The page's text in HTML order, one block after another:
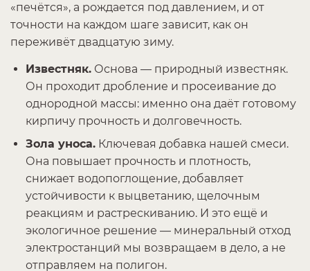
«печётся», а рождается под давлением, и от
точности на каждом шаге зависит, как он
переживёт двадцатую зиму.
Известняк. Основа — природный известняк.
Он проходит дробление и просеивание до
однородной массы: именно она даёт готовому
кирпичу прочность и долговечность.
Зола уноса. Ключевая добавка нашей смеси.
Она повышает прочность и плотность,
снижает водопоглощение, добавляет
устойчивости к выцветанию, щелочным
реакциям и растрескиванию. И это ещё и
экологичное решение — минеральный отход
электростанций мы возвращаем в дело, а не
отправляем на полигон.